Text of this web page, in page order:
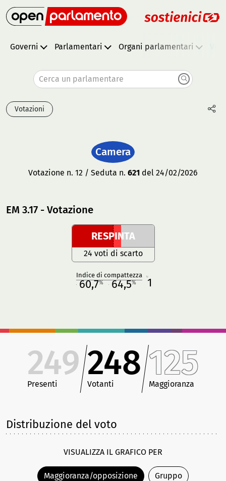
Governi Parlamentari Organi parlamentari
Cerca un parlamentare
Votazioni
Camera
Votazione n. 12 / Seduta n. 621 del 24/02/2026
EM 3.17 - Votazione
RESPINTA
24 voti di scarto
Indice di compattezza
60,7% 64,5% 1
249
Presenti
248
Votanti
125
Maggioranza
Distribuzione del voto
VISUALIZZA IL GRAFICO PER
Maggioranza/opposizione Gruppo